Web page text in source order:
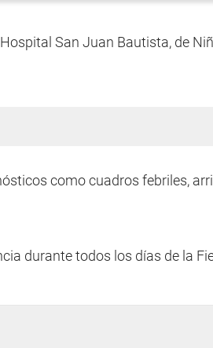
San Juan Bautista, de
como cuadros febriles,
durante todos los días de la